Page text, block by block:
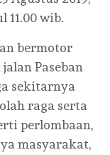
11.00 wib.
bermotor
Paseban
sekitarnya
raga serta
perlombaan,
masyarakat,